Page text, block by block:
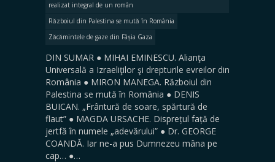
realizat integral de un român
Războiul din Palestina se mută în România
Zăcămintele de gaze din Fâșia Gaza
DIN SUMAR ● MIHAI EMINESCU. Alianţa
Universală a Izraeliţilor şi drepturile evreilor din
România ● MIRON MANEGA. Războiul din
Palestina se mută în România ● DENIS
BUICAN. „Frântură de soare, spărtură de
flaut” ● MAGDA URSACHE. Disprețul față de
jertfă în numele „adevărului” ● Dr. GEORGE
COANDĂ. Iar ne-a pus Dumnezeu mâna pe
cap… ●…